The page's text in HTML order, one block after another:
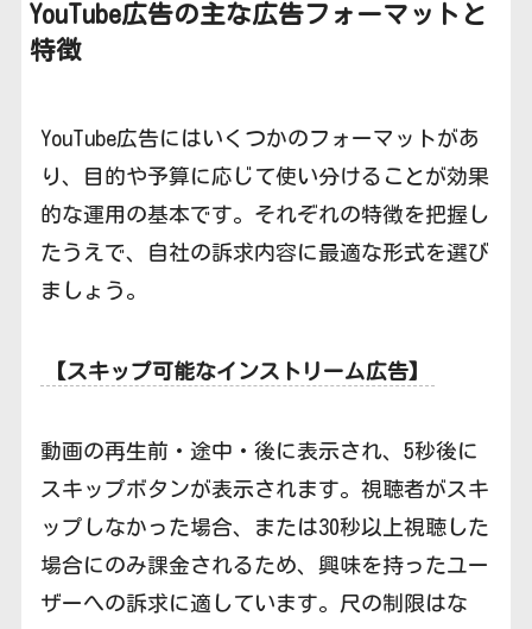
YouTube広告の主な広告フォーマットと
特徴
YouTube広告にはいくつかのフォーマットがあ
り、目的や予算に応じて使い分けることが効果
的な運用の基本です。それぞれの特徴を把握し
たうえで、自社の訴求内容に最適な形式を選び
ましょう。
【スキップ可能なインストリーム広告】
動画の再生前・途中・後に表示され、5秒後に
スキップボタンが表示されます。視聴者がスキ
ップしなかった場合、または30秒以上視聴した
場合にのみ課金されるため、興味を持ったユー
ザーへの訴求に適しています。尺の制限はな